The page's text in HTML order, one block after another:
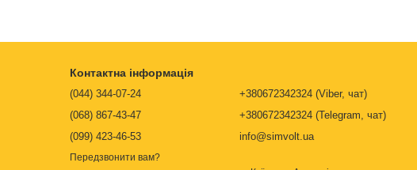
Контактна інформація
(044) 344-07-24
(068) 867-43-47
(099) 423-46-53
Передзвонити вам?
+380672342324 (Viber, чат)
+380672342324 (Telegram, чат)
info@simvolt.ua